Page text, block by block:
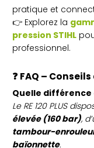
pratique et
👉 Explorez la
pression STIHL
professionnel.
❓ FAQ –
Quelle différence
Le RE 120 PLUS
élevée (160 bar),
tambour-
baïonnette.